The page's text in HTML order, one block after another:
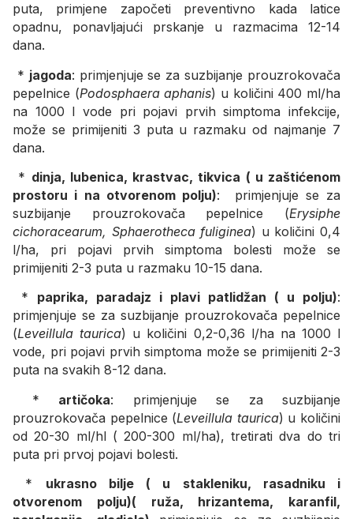
puta, primjene započeti preventivno kada latice
opadnu, ponavljajući prskanje u razmacima 12-14
dana.
* jagoda: primjenjuje se za suzbijanje prouzrokovača
pepelnice (Podosphaera aphanis) u količini 400 ml/ha
na 1000 l vode pri pojavi prvih simptoma infekcije,
može se primijeniti 3 puta u razmaku od najmanje 7
dana.
* dinja, lubenica, krastvac, tikvica ( u zaštićenom
prostoru i na otvorenom polju): primjenjuje se za
suzbijanje prouzrokovača pepelnice (Erysiphe
cichoracearum, Sphaerotheca fuliginea) u količini 0,4
l/ha, pri pojavi prvih simptoma bolesti može se
primijeniti 2-3 puta u razmaku 10-15 dana.
* paprika, paradajz i plavi patlidžan ( u polju):
primjenjuje se za suzbijanje prouzrokovača pepelnice
(Leveillula taurica) u količini 0,2-0,36 l/ha na 1000 l
vode, pri pojavi prvih simptoma može se primijeniti 2-3
puta na svakih 8-12 dana.
* artičoka: primjenjuje se za suzbijanje
prouzrokovača pepelnice (Leveillula taurica) u količini
od 20-30 ml/hl ( 200-300 ml/ha), tretirati dva do tri
puta pri prvoj pojavi bolesti.
* ukrasno bilje ( u stakleniku, rasadniku i
otvorenom polju)( ruža, hrizantema, karanfil,